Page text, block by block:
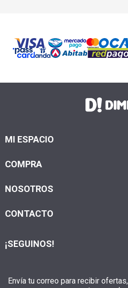
MI ESPACIO
COMPRA
NOSOTROS
CONTACTO
Envía tu correo para recibir
¡SEGUINOS!